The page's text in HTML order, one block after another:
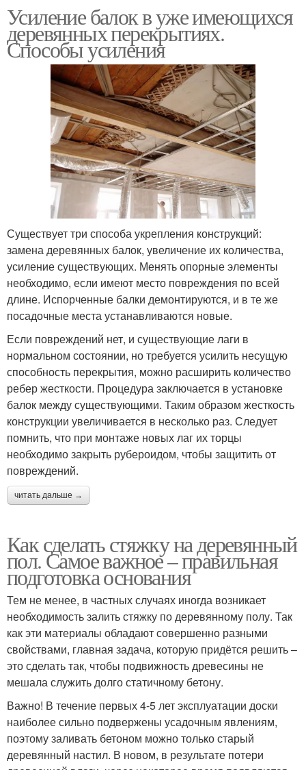
Усиление балок в уже имеющихся
деревянных перекрытиях.
Способы усиления
Существует три способа укрепления конструкций:
замена деревянных балок, увеличение их количества,
усиление существующих. Менять опорные элементы
необходимо, если имеют место повреждения по всей
длине. Испорченные балки демонтируются, и в те же
посадочные места устанавливаются новые.
Если повреждений нет, и существующие лаги в
нормальном состоянии, но требуется усилить несущую
способность перекрытия, можно расширить количество
ребер жесткости. Процедура заключается в установке
балок между существующими. Таким образом жесткость
конструкции увеличивается в несколько раз. Следует
помнить, что при монтаже новых лаг их торцы
необходимо закрыть рубероидом, чтобы защитить от
повреждений.
читать дальше →
Как сделать стяжку на деревянный
пол. Самое важное – правильная
подготовка основания
Тем не менее, в частных случаях иногда возникает
необходимость залить стяжку по деревянному полу. Так
как эти материалы обладают совершенно разными
свойствами, главная задача, которую придётся решить –
это сделать так, чтобы подвижность древесины не
мешала служить долго статичному бетону.
Важно! В течение первых 4-5 лет эксплуатации доски
наиболее сильно подвержены усадочным явлениям,
поэтому заливать бетоном можно только старый
деревянный настил. В новом, в результате потери